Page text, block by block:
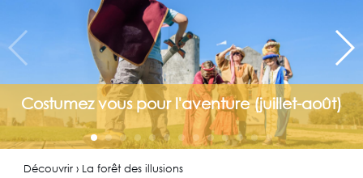
Costumez vous pour l'aventure (juillet-août)
Découvrir › La forêt des illusions